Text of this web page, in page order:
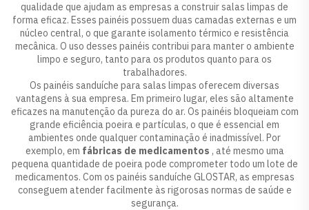
qualidade que ajudam as empresas a construir salas limpas de
forma eficaz. Esses painéis possuem duas camadas externas e um
núcleo central, o que garante isolamento térmico e resistência
mecânica. O uso desses painéis contribui para manter o ambiente
limpo e seguro, tanto para os produtos quanto para os
trabalhadores.
Os painéis sanduíche para salas limpas oferecem diversas
vantagens à sua empresa. Em primeiro lugar, eles são altamente
eficazes na manutenção da pureza do ar. Os painéis bloqueiam com
grande eficiência poeira e partículas, o que é essencial em
ambientes onde qualquer contaminação é inadmissível. Por
exemplo, em fábricas de medicamentos , até mesmo uma
pequena quantidade de poeira pode comprometer todo um lote de
medicamentos. Com os painéis sanduíche GLOSTAR, as empresas
conseguem atender facilmente às rigorosas normas de saúde e
segurança.